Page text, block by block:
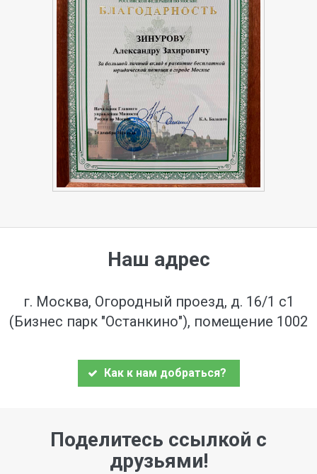
Наш адрес
г. Москва, Огородный проезд, д. 16/1 с1
(Бизнес парк "Останкино"), помещение 1002
Как к нам добраться?
Поделитесь ссылкой с
друзьями!